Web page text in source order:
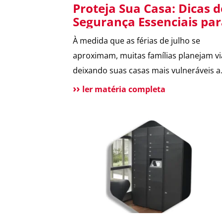
Proteja Sua Casa: Dicas
Segurança Essenciais
as Férias de Julho
À medida que as férias de julho se
aproximam, muitas famílias planejam
deixando suas casas mais vulneráveis a
criminosos. Este post oferece 14 dicas
férias tranquilas. Entre as
estão: planejar entregas de forma que
acumulem indícios de ausência, usar
campainhas inteligentes e redirecionar
chamadas fixas para o celular, instalar
sistemas de iluminação temporizados,
ler matéria completa